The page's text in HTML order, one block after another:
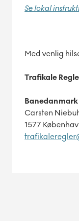
Se lokal
Med venlig
Trafikale
Banedanmark
Carsten
1577